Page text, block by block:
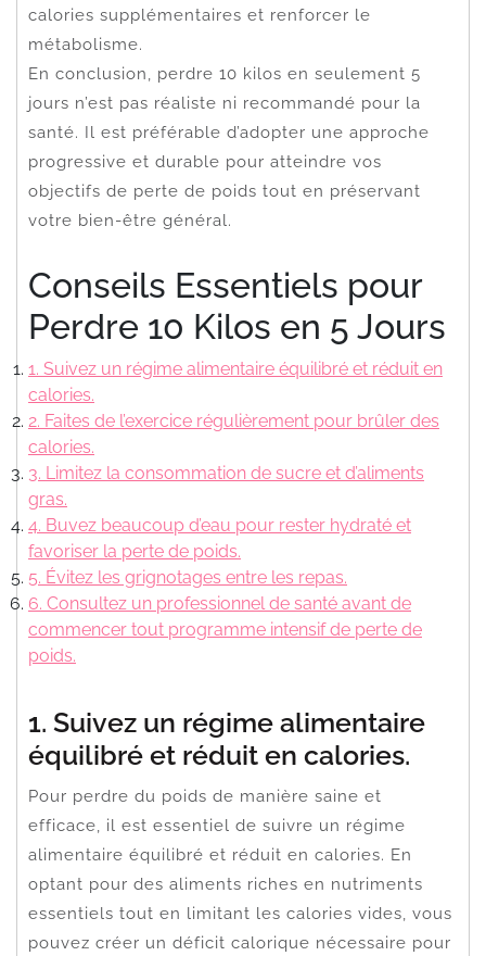
calories supplémentaires et renforcer le
métabolisme.
En conclusion, perdre 10 kilos en seulement 5
jours n’est pas réaliste ni recommandé pour la
santé. Il est préférable d’adopter une approche
progressive et durable pour atteindre vos
objectifs de perte de poids tout en préservant
votre bien-être général.
Conseils Essentiels pour
Perdre 10 Kilos en 5 Jours
1. Suivez un régime alimentaire équilibré et réduit en
calories.
2. Faites de l’exercice régulièrement pour brûler des
calories.
3. Limitez la consommation de sucre et d’aliments
gras.
4. Buvez beaucoup d’eau pour rester hydraté et
favoriser la perte de poids.
5. Évitez les grignotages entre les repas.
6. Consultez un professionnel de santé avant de
commencer tout programme intensif de perte de
poids.
1. Suivez un régime alimentaire
équilibré et réduit en calories.
Pour perdre du poids de manière saine et
efficace, il est essentiel de suivre un régime
alimentaire équilibré et réduit en calories. En
optant pour des aliments riches en nutriments
essentiels tout en limitant les calories vides, vous
pouvez créer un déficit calorique nécessaire pour